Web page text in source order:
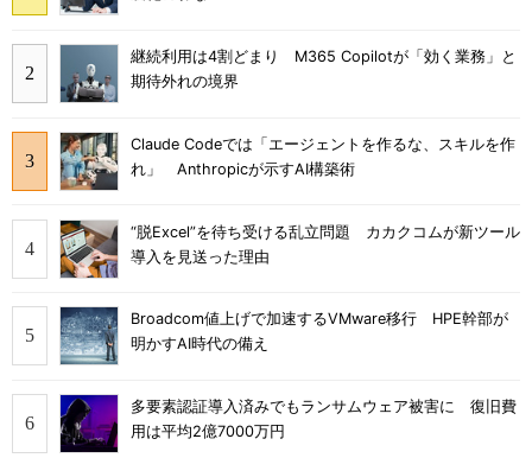
継続利用は4割どまり M365 Copilotが「効く業務」と
期待外れの境界
Claude Codeでは「エージェントを作るな、スキルを作
れ」 Anthropicが示すAI構築術
“脱Excel”を待ち受ける乱立問題 カカクコムが新ツール
導入を見送った理由
Broadcom値上げで加速するVMware移行 HPE幹部が
明かすAI時代の備え
多要素認証導入済みでもランサムウェア被害に 復旧費
用は平均2億7000万円